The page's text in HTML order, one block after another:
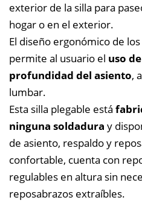
exterior de la silla para
hogar o en el exterior.
El diseño ergonómico de
permite al usuario el uso
profundidad del asiento,
lumbar.
Esta silla plegable está
ninguna soldadura y
de asiento, respaldo y
confortable, cuenta con
regulables en altura sin
reposabrazos extraíbles.